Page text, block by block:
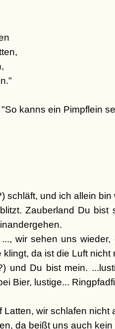
kanns ein Pimpflein
schläft, und ich allein bin
Zauberland Du bist
wir sehen uns
da ist die Luft nicht
und Du bist mein.
Bier, lustige...
Latten, wir schlafen nicht
da beißt uns auch kein